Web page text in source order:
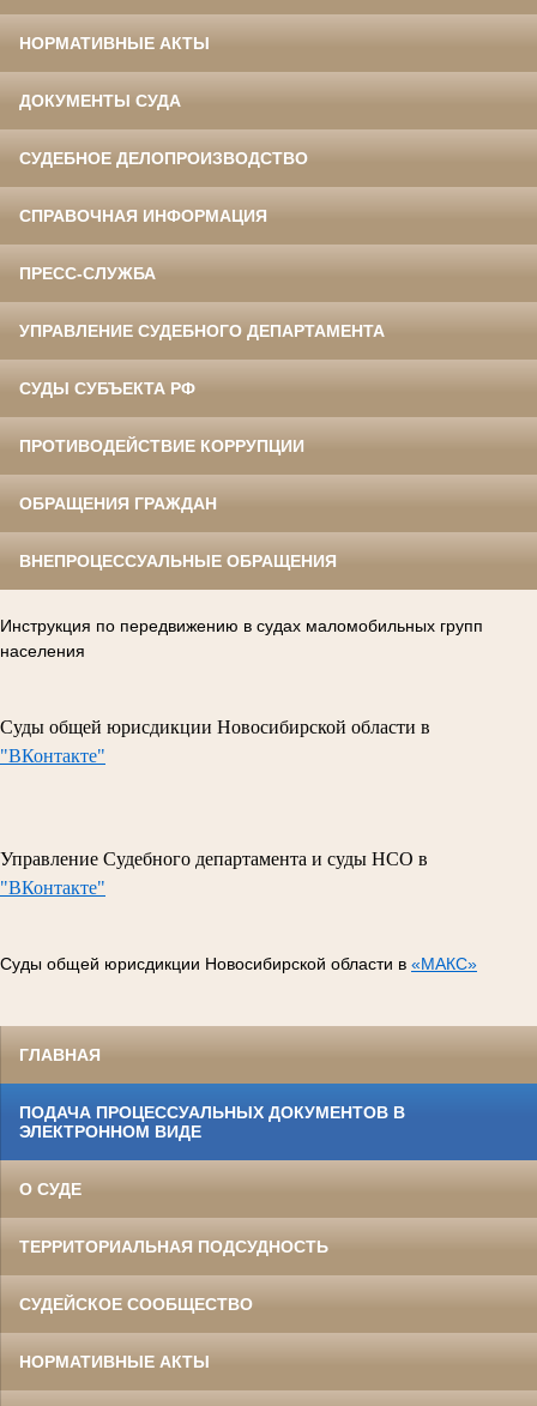
НОРМАТИВНЫЕ АКТЫ
ДОКУМЕНТЫ СУДА
СУДЕБНОЕ ДЕЛОПРОИЗВОДСТВО
СПРАВОЧНАЯ ИНФОРМАЦИЯ
ПРЕСС-СЛУЖБА
УПРАВЛЕНИЕ СУДЕБНОГО ДЕПАРТАМЕНТА
СУДЫ СУБЪЕКТА РФ
ПРОТИВОДЕЙСТВИЕ КОРРУПЦИИ
ОБРАЩЕНИЯ ГРАЖДАН
ВНЕПРОЦЕССУАЛЬНЫЕ ОБРАЩЕНИЯ
Инструкция по передвижению в судах маломобильных групп
населения
Суды общей юрисдикции Новосибирской области в
"ВКонтакте"
Управление Судебного департамента и суды НСО в
"ВКонтакте"
Суды общей юрисдикции Новосибирской области в «МАКС»
ГЛАВНАЯ
ПОДАЧА ПРОЦЕССУАЛЬНЫХ ДОКУМЕНТОВ В
ЭЛЕКТРОННОМ ВИДЕ
О СУДЕ
ТЕРРИТОРИАЛЬНАЯ ПОДСУДНОСТЬ
СУДЕЙСКОЕ СООБЩЕСТВО
НОРМАТИВНЫЕ АКТЫ